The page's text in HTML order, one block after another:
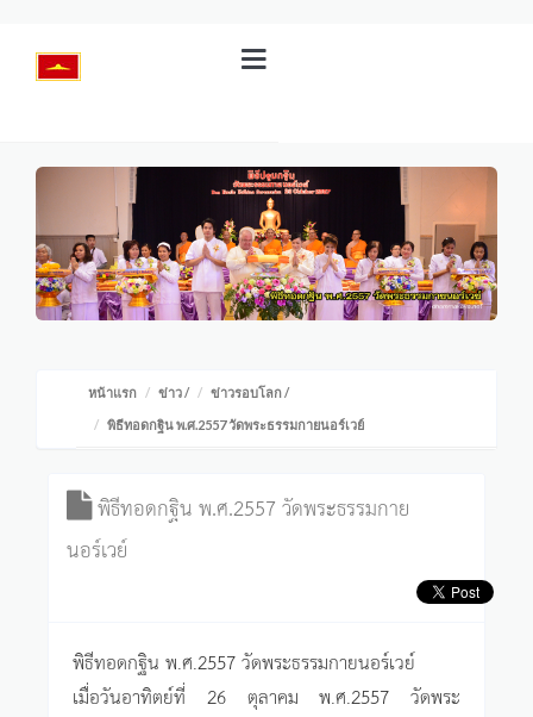
หน้าแรก ข่าว/ ข่าวรอบโลก/
พิธีทอดกฐิน พ.ศ.2557 วัดพระธรรมกายนอร์เวย์
พิธีทอดกฐิน พ.ศ.2557 วัดพระธรรมกาย
นอร์เวย์
พิธีทอดกฐิน พ.ศ.2557 วัดพระธรรมกายนอร์เวย์
เมื่อวันอาทิตย์ที่ 26 ตุลาคม พ.ศ.2557 วัดพระ